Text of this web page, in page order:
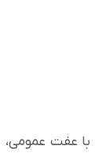
با عفت عمومی،